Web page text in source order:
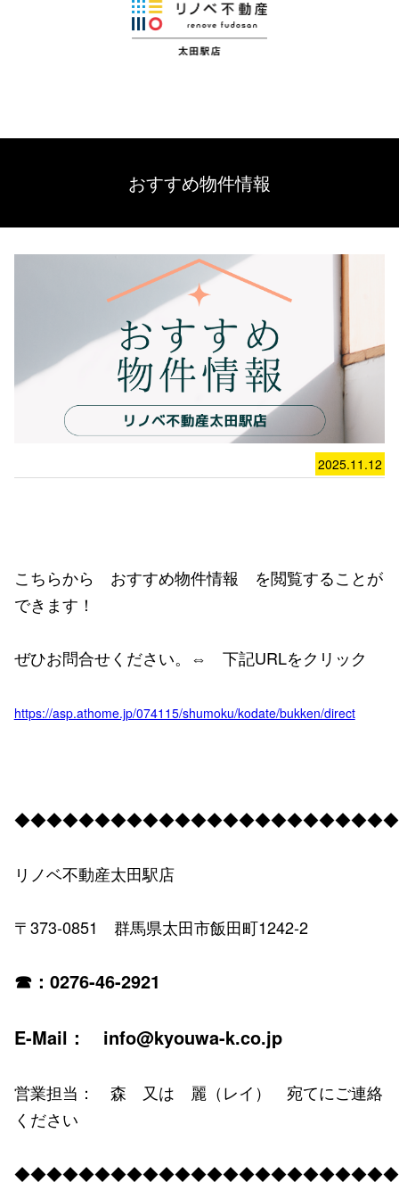
おすすめ物件情報
2025.11.12
こちらから おすすめ物件情報 を閲覧することが
できます！
ぜひお問合せください。⇔ 下記URLをクリック
https://asp.athome.jp/074115/shumoku/kodate/bukken/direct
リノベ不動産太田駅店
〒373-0851 群馬県太田市飯田町1242-2
☎：0276-46-2921
E-Mail： info@kyouwa-k.co.jp
営業担当： 森 又は 麗（レイ） 宛てにご連絡
ください